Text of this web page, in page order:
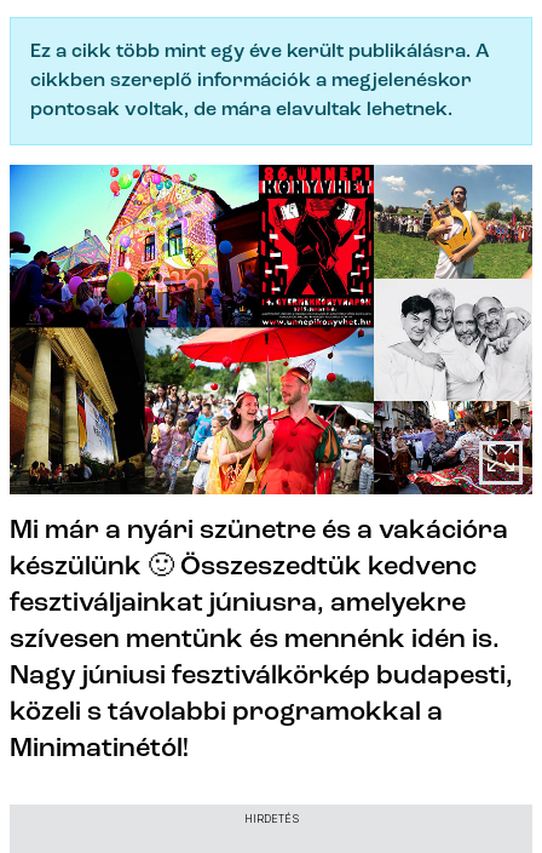
Ez a cikk több mint egy éve került publikálásra. A
cikkben szereplő információk a megjelenéskor
pontosak voltak, de mára elavultak lehetnek.
Mi már a nyári szünetre és a vakációra
készülünk 🙂 Összeszedtük kedvenc
fesztiváljainkat júniusra, amelyekre
szívesen mentünk és mennénk idén is.
Nagy júniusi fesztiválkörkép budapesti,
közeli s távolabbi programokkal a
Minimatinétól!
HIRDETÉS